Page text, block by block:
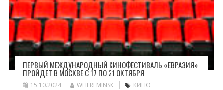
ПЕРВЫЙ МЕЖДУНАРОДНЫЙ КИНОФЕСТИВАЛЬ «ЕВРАЗИЯ»
ПРОЙДЕТ В МОСКВЕ С 17 ПО 21 ОКТЯБРЯ
15.10.2024 WHEREMINSK КИНО